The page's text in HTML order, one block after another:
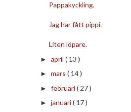
Pappakyckling.
Jag har fått pippi.
Liten löpare.
► april ( 13 )
► mars ( 14 )
► februari( 27 )
► januari( 17 )